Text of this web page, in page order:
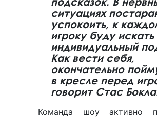
ситуациях
успокоить, к
игроку буду искать
индивидуальный
Как вести себя,
окончательно
в кресле перед
говорит Стас
Команда шоу активно